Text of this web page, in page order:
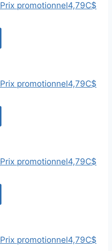
Prix promotionnel4,79C$
Prix promotionnel4,79C$
Prix promotionnel4,79C$
Prix promotionnel4,79C$